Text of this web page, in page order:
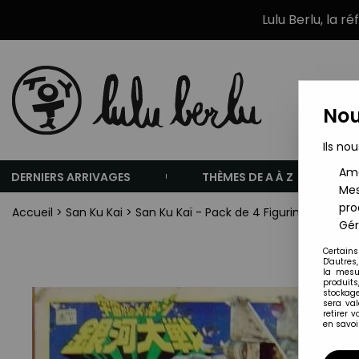
Lulu Berlu, la
DERNIERS ARRIVAGES THÈMES DE A À Z
Accueil > San Ku Kai > San Ku Kaï - Pack de 4 Figurines Vinyl
Ils
la
sera
retirer
en